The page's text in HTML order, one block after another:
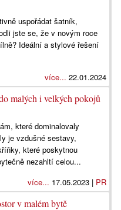
uspořádat šatník,
jste se, že v novým roce
Ideální a stylové řešení
více... 22.01.2024
malých i velkých pokojů
které dominalovaly
je vzdušné sestavy,
které poskytnou
nezahltí celou...
více... 17.05.2023 | PR
v malém bytě